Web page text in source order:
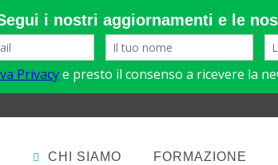
CHI SIAMO FORMAZIONE